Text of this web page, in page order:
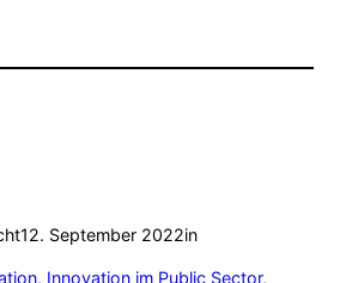
12. September 2022in
, Innovation im Public Sector